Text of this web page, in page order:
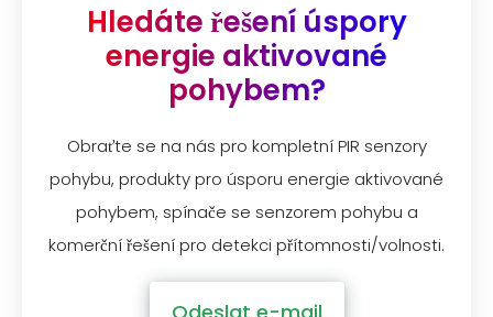
Hledáte řešení úspory
energie aktivované
pohybem?
Obraťte se na nás pro kompletní PIR senzory
pohybu, produkty pro úsporu energie aktivované
pohybem, spínače se senzorem pohybu a
komerční řešení pro detekci přítomnosti/volnosti.